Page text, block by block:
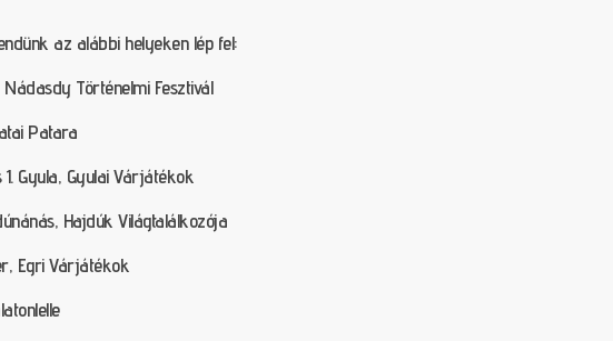
az alábbi helyeken lép fel:
Történelmi Fesztivál
Patara
Gyula, Gyulai Várjátékok
Hajdúk Világtalálkozója
Egri Várjátékok